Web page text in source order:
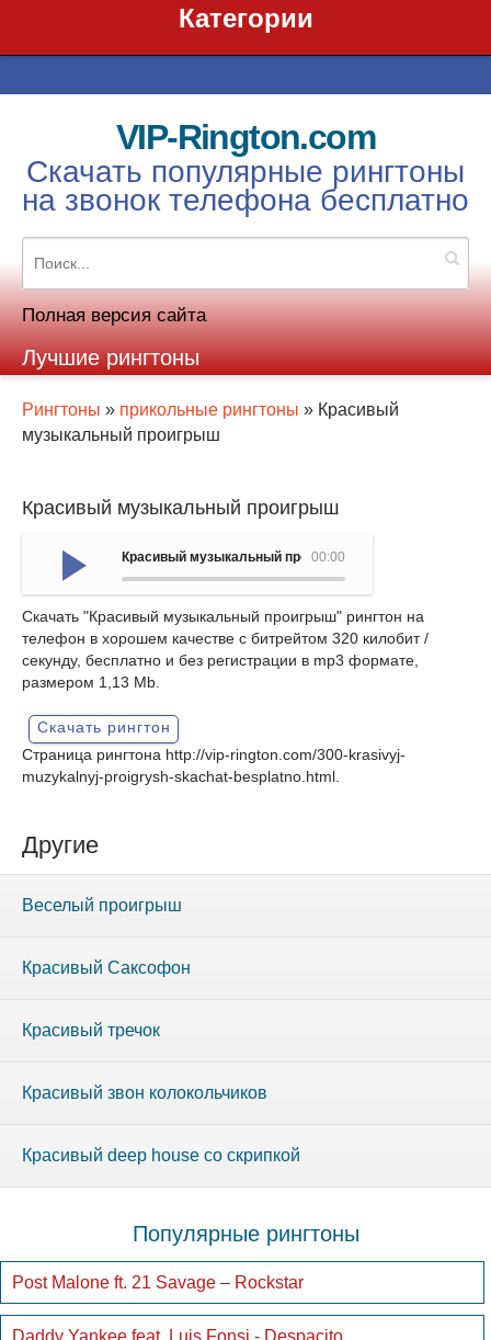
Категории
VIP-Rington.com
Скачать популярные рингтоны
на звонок телефона бесплатно
Полная версия сайта
Лучшие рингтоны
Рингтоны » прикольные рингтоны » Красивый
музыкальный проигрыш
Красивый музыкальный проигрыш
00:00
Красивый музыкальный проигрыш
Скачать "Красивый музыкальный проигрыш" рингтон на
телефон в хорошем качестве с битрейтом 320 килобит /
секунду, бесплатно и без регистрации в mp3 формате,
размером 1,13 Mb.
Скачать рингтон
Страница рингтона http://vip-rington.com/300-krasivyj-
muzykalnyj-proigrysh-skachat-besplatno.html
Другие
Веселый проигрыш
Красивый Саксофон
Красивый тречок
Красивый звон колокольчиков
Красивый deep house со скрипкой
Популярные рингтоны
Post Malone ft. 21 Savage – Rockstar